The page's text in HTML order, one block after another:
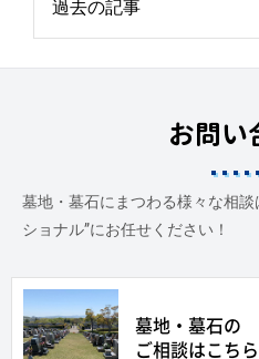
お問い
墓地・墓石にまつわる様々な相
ショナル”にお任せください！
墓地・墓石の
ご相談はこちら